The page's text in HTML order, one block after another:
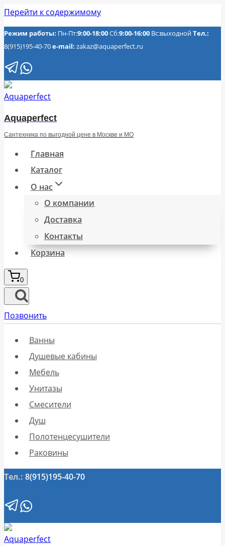
Перейти к содержимому
Режим работы: Пн-Пт:9:00-18:00Сб:9:00-16:00 Вс:выходнойТел.:
8(915)195-40-70e-mail: zakaz@aquaperfect.ru
Aquaperfect
Сантехника по выгодной цене в Москве и МО
Главная
Каталог
О нас
О компании
Доставка
Контакты
Корзина
0
Позвонить
Ванны
Душевые кабины
Мебель
Унитазы
Смесители
Душ
Полотенцесушители
Раковины
Тел.: 8(915)195-40-70